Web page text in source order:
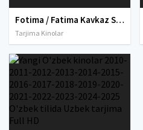
Fotima / Fatima Kavkaz SSSR retro poyemasi Uzbek tilida O'zbekcha 1958 tarjima kino SD skachat
Tarjima Kinolar